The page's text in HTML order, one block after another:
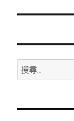
文
搜
尋
鍵